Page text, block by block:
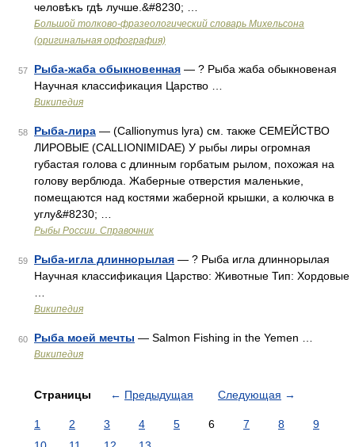
человѣкъ гдѣ лучше.&#8230; …
Большой толково-фразеологический словарь Михельсона
(оригинальная орфография)
57 Рыба-жаба обыкновенная — ? Рыба жаба обыкновеная
Научная классификация Царство …
Википедия
58 Рыба-лира — (Callionymus lyra) см. также СЕМЕЙСТВО
ЛИРОВЫЕ (CALLIONIMIDAE) У рыбы лиры огромная
губастая голова с длинным горбатым рылом, похожая на
голову верблюда. Жаберные отверстия маленькие,
помещаются над костями жаберной крышки, а колючка в
углу&#8230; …
Рыбы России. Справочник
59 Рыба-игла длиннорылая — ? Рыба игла длиннорылая
Научная классификация Царство: Животные Тип: Хордовые
Википедия
60 Рыба моей мечты — Salmon Fishing in the Yemen …
Википедия
Страницы ← Предыдущая Следующая →
1 2 3 4 5 6 7 8
9